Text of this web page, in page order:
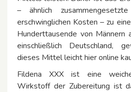
– ähnlich
erschwinglichen Kosten – zu
Hunderttausende von Männern
einschließlich Deutschland,
dieses Mittel leicht hier online
Fildena XXX ist eine
Wirkstoff der Zubereitung ist